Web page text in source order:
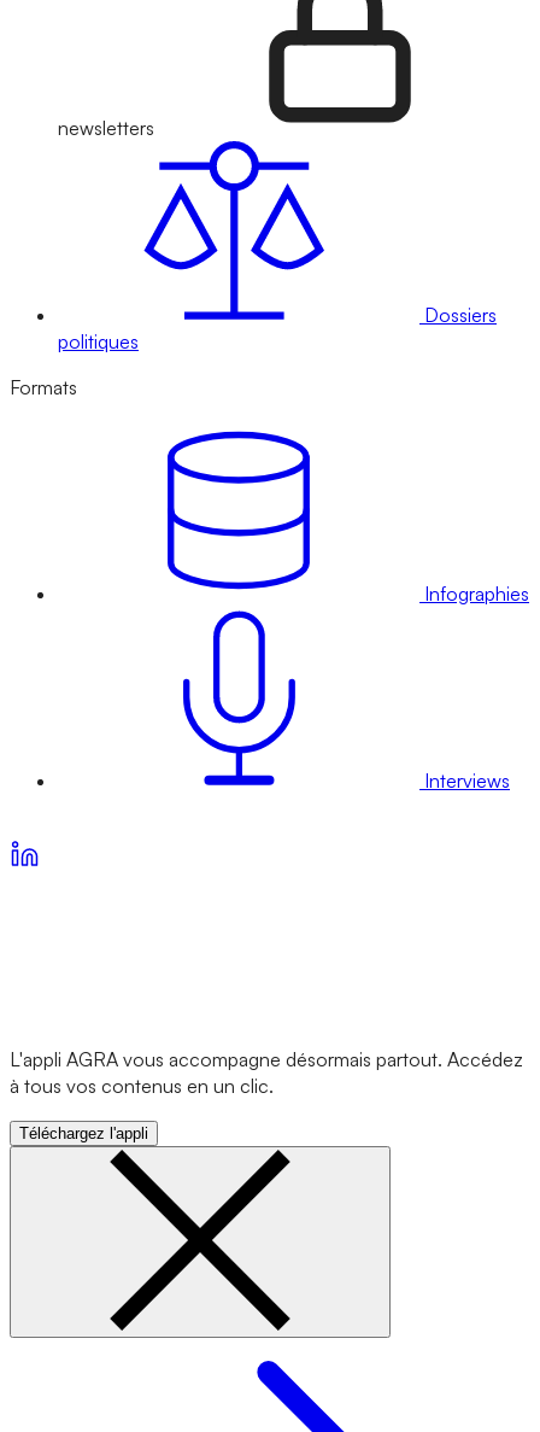
newsletters
Dossiers
politiques
Formats
Infographies
Interviews
L'appli AGRA vous accompagne désormais partout. Accédez
à tous vos contenus en un clic.
Téléchargez l'appli